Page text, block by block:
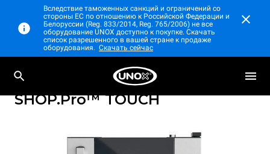
Вследствие таможенных санкций и ограничений со
стороны ЕС по отношению к Российской Федерации и
Белоруссии (Reg. 833/2014, Reg. 765/2006) не все
оборудование UNOX доступно к покупке. Скачать
список разрешенного в вашей стране к продаже
оборудования. Скачать сейчас
Профессиональные конвекционные печи с
парообразованиемBAKERLUX
SHOP.Pro™TOUCH